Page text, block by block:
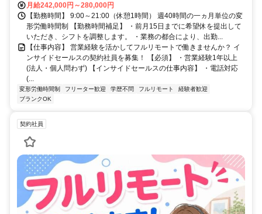
月給242,000円～280,000円
【勤務時間】 9:00～21:00（休憩1時間） 週40時間の一ヵ月単位の変
形労働時間制 【勤務時間補足】 ・前月15日までに希望休を提出して
いただき、シフトを調整します。 ・業務の都合により、出勤...
【仕事内容】 営業経験を活かしてフルリモートで働きませんか？ イ
ンサイドセールスの契約社員を募集！ 【必須】 ・営業経験1年以上
(法人・個人問わず) 【インサイドセールスの仕事内容】 ・電話対応
(...
変形労働時間制 フリーター歓迎 学歴不問 フルリモート
経験者歓迎
ブランクOK
契約社員